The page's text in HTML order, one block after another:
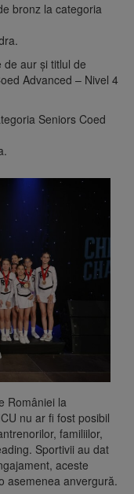
bronz la categoria
aur și titlul de
Advanced – Nivel 4
Seniors Coed
României la
nu ar fi fost posibil
familiilor,
Sportivii au dat
aceste
asemenea anvergură.